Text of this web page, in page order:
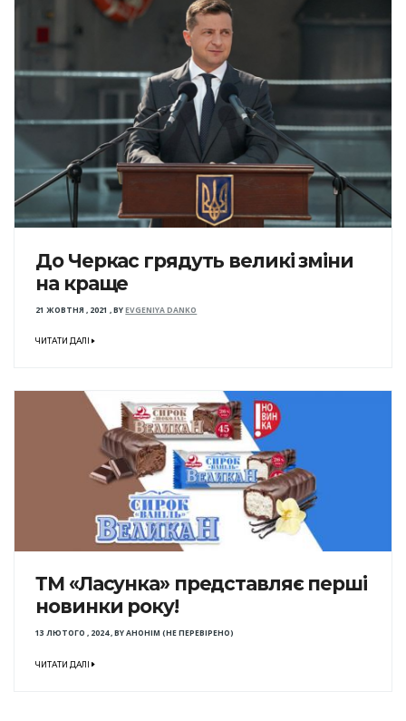
До Черкас грядуть великі зміни
на краще
21 ЖОВТНЯ , 2021 ,BYEVGENIYA DANKO
ЧИТАТИ ДАЛІ
ТМ «Ласунка» представляє перші
новинки року!
13 ЛЮТОГО , 2024,BYАНОНІМ (НЕ ПЕРЕВІРЕНО)
ЧИТАТИ ДАЛІ